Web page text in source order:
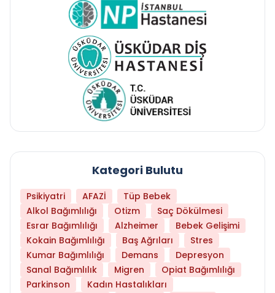
Kategori Bulutu
Psikiyatri AFAZİ
Tüp Bebek
Alkol Bağımlılığı
Otizm
Saç Dökülmesi
Esrar Bağımlılığı
Alzheimer
Bebek Gelişimi
Kokain Bağımlılığı
Baş Ağrıları
Stres
Kumar Bağımlılığı
Demans
Depresyon
Sanal Bağımlılık
Migren
Opiat Bağımlılığı
Parkinson
Kadın Hastalıkları